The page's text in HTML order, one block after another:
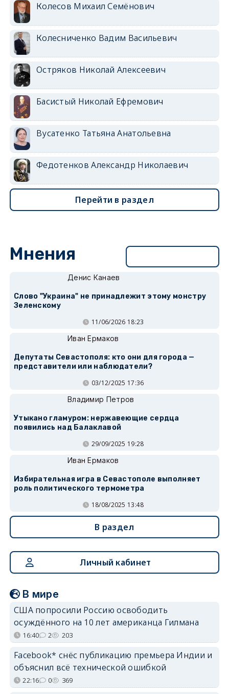
Колесов Михаил Семёнович
Колесниченко Вадим Васильевич
Остряков Николай Алексеевич
Басистый Николай Ефремович
Вусатенко Татьяна Анатольевна
Федотенков Александр Николаевич
Перейти в раздел
Мнения
Денис Канаев
Слово "Украина" не принадлежит этому монстру
Зеленскому
11/06/2026 18:23
Иван Ермаков
Депутаты Севастополя: кто они для города —
представители или наблюдатели?
03/12/2025 17:36
Владимир Петров
Утыкано гламуром: нержавеющие сердца
появились над Балаклавой
29/09/2025 19:28
Иван Ермаков
Избирательная игра в Севастополе выполняет
роль политического термометра
18/08/2025 13:48
В раздел
Личный кабинет
В мире
США попросили Россию освободить
осуждённого на 10 лет американца Гилмана
16:40 2 203
Facebook* снёс публикацию премьера Индии и
объяснил всё технической ошибкой
22:16 0 369